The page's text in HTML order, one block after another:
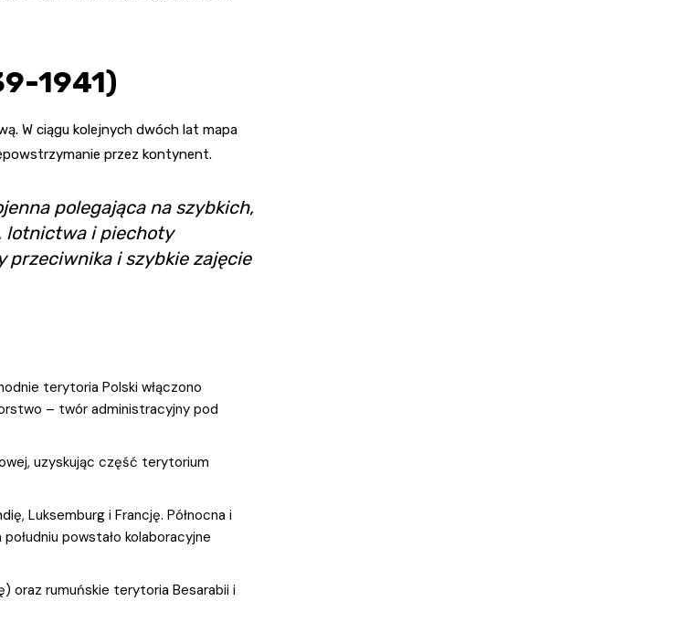
1941)
W ciągu kolejnych dwóch lat mapa
przez kontynent.
polegająca na szybkich,
lotnictwa i piechoty
przeciwnika i szybkie zajęcie
terytoria Polski włączono
– twór administracyjny pod
uzyskując część terytorium
Luksemburg i Francję. Północna i
powstało kolaboracyjne
oraz rumuńskie terytoria Besarabii i